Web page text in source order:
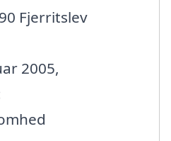
Fjerritslev
2005,